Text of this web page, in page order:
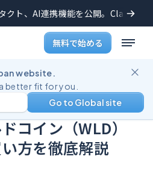
クト、AI連携機能を公開。Claude
無料で始める
website.
better fit for you.
Go to Global site
日:2024年12月10日
コイン（WLD）
方を徹底解説